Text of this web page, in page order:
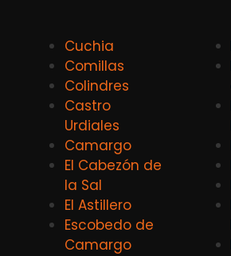
Cuchia
Comillas
Colindres
Castro
Urdiales
Camargo
El Cabezón de
la Sal
El Astillero
Escobedo de
Camargo